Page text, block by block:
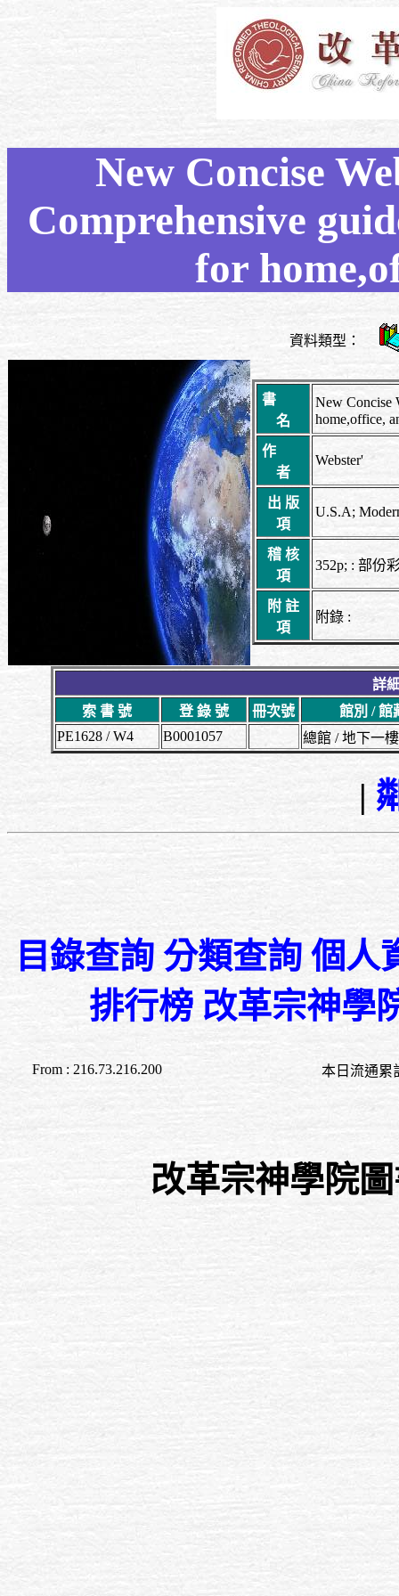
New Concise
Comprehensive
for
資料類型：
書
名
New Concise
home,office,
作
者
Webster'
出 版
項
U.S.A;
稽 核
項
352p; : 部份
附 註
項
附錄 :
詳
索 書 號
登 錄 號 冊次號
館別 / 館
PE1628 / W4
B0001057 總館 / 地下一
|
目錄查詢 分類查詢 個人
排行榜 改革宗神學
From : 216.73.216.200 本日流通累計
改革宗神學院